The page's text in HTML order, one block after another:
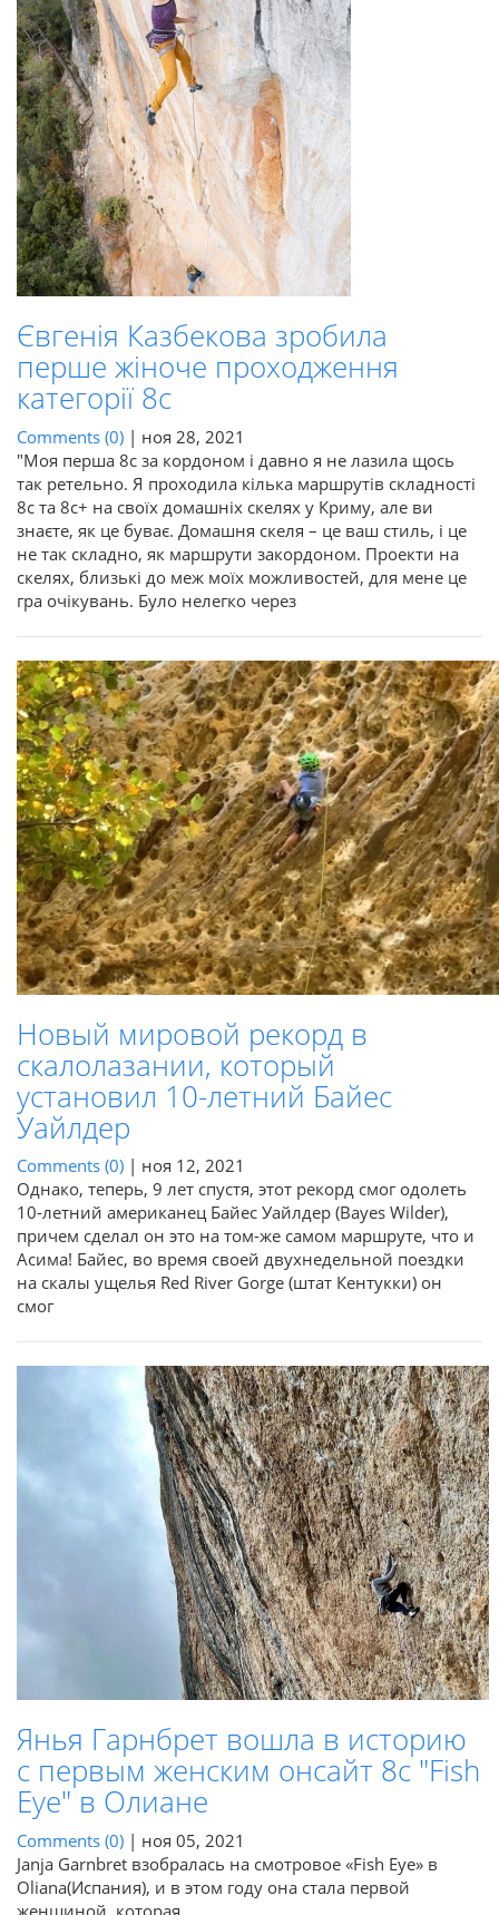
Євгенія Казбекова зробила
перше жіноче проходження
категорії 8с
Comments (0) | ноя 28, 2021
"Моя перша 8с за кордоном і давно я не лазила щось
так ретельно. Я проходила кілька маршрутів складності
8c та 8c+ на своїх домашніх скелях у Криму, але ви
знаєте, як це буває. Домашня скеля – це ваш стиль, і це
не так складно, як маршрути закордоном. Проекти на
скелях, близькі до меж моїх можливостей, для мене це
гра очікувань. Було нелегко через
Новый мировой рекорд в
скалолазании, который
установил 10-летний Байес
Уайлдер
Comments (0) | ноя 12, 2021
Однако, теперь, 9 лет спустя, этот рекорд смог одолеть
10-летний американец Байес Уайлдер (Bayes Wilder),
причем сделал он это на том-же самом маршруте, что и
Асима! Байес, во время своей двухнедельной поездки
на скалы ущелья Red River Gorge (штат Кентукки) он
смог
Янья Гарнбрет вошла в историю
с первым женским онсайт 8c "Fish
Eye" в Олиане
Comments (0) | ноя 05, 2021
Janja Garnbret взобралась на смотровое «Fish Eye» в
Oliana(Испания), и в этом году она стала первой
женщиной, которая...